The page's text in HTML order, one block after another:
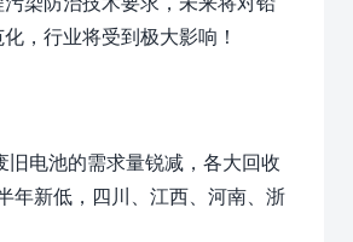
，行业将受到极大影响！
电池的需求量锐减，各大回收
年新低，四川、江西、河南、浙